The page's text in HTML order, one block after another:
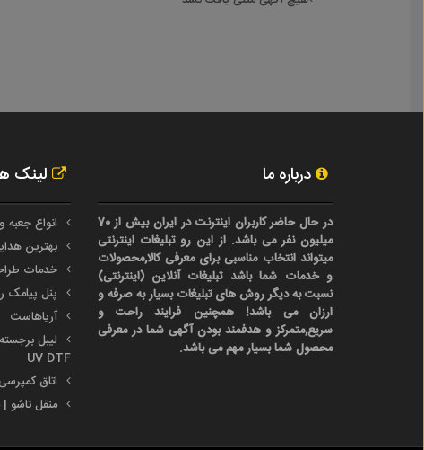
درباره ما
در حال حاضر کاربران اینترنت در ایران بیش از 70
میلیون نفر می باشد. از این رو تبلیغات اینترنتی
میتواند انتخاب مناسبی برای معرفی کالا,محصولات
و خدمات شما باشد تبلیغات آنلاین (اینترنتی)
نسبت به دیگر روش های تبلیغات بسیار به صرفه و
ارزان می باشد! همچنین فرایند راحت و
سریع,متمرکز و هدفمند بودن آگهی شما در معرفی
محصول شما بسیار مهم می باشد.
لینک
انواع جعبه
بهترین
خدمات
پنل پیامک
آریاهاست
UV DTF
اتاق
منقل تاشو